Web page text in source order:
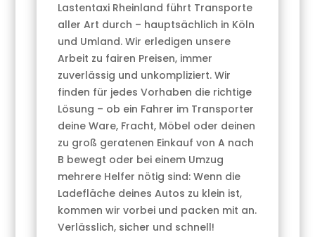
Lastentaxi Rheinland führt Transporte
aller Art durch – hauptsächlich in Köln
und Umland. Wir erledigen unsere
Arbeit zu fairen Preisen, immer
zuverlässig und unkompliziert. Wir
finden für jedes Vorhaben die richtige
Lösung – ob ein Fahrer im Transporter
deine Ware, Fracht, Möbel oder deinen
zu groß geratenen Einkauf von A nach
B bewegt oder bei einem Umzug
mehrere Helfer nötig sind: Wenn die
Ladefläche deines Autos zu klein ist,
kommen wir vorbei und packen mit an.
Verlässlich, sicher und schnell!